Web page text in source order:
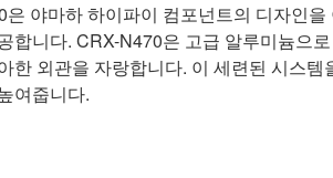
은 야마하 하이파이 컴포넌트의 디자인
합니다. CRX-N470은 고급 알루미늄으
한 외관을 자랑합니다. 이 세련된 시스
여줍니다.